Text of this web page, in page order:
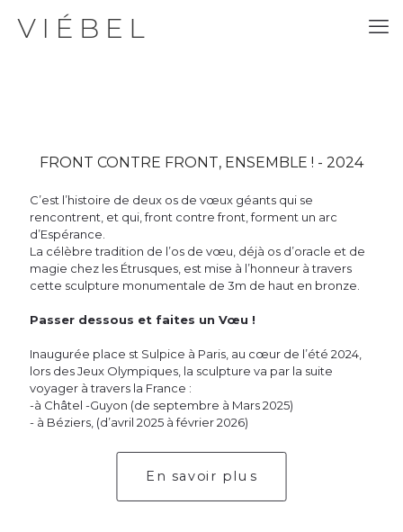
FRONT CONTRE FRONT, ENSEMBLE ! - 2024
C’est l’histoire de deux os de vœux géants qui se
rencontrent, et qui, front contre front, forment un arc
d’Espérance.
La célèbre tradition de l’os de vœu, déjà os d’oracle et de
magie chez les Étrusques, est mise à l’honneur à travers
cette sculpture monumentale de 3m de haut en bronze.
Passer dessous et faites un Vœu !
Inaugurée place st Sulpice à Paris, au cœur de l’été 2024,
lors des Jeux Olympiques, la sculpture va par la suite
voyager à travers la France :
-à Châtel -Guyon (de septembre à Mars 2025)
- à Béziers, (d’avril 2025 à février 2026)
En savoir plus